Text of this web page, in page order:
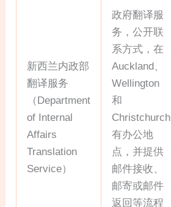
新西兰内政部
翻译服务
（Department
of Internal
Affairs
Translation
Service）
政府翻译服
务，公开联
系方式，在
Auckland、
Wellington
和
Christchurch
有办公地
点，并提供
邮件接收、
邮寄或邮件
返回等流程